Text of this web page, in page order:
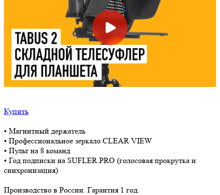
Купить
• Магнитный держатель
• Профессиональное зеркало CLEAR VIEW
• Пульт на 8 команд
• Год подписки на SUFLER.PRO (голосовая прокрутка и
синхронизация)
Производство в России. Гарантия 1 год.